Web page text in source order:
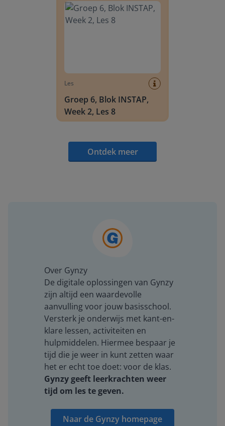
Les
Groep 6, Blok INSTAP,
Week 2, Les 8
Ontdek meer
Over Gynzy
De digitale oplossingen van Gynzy
zijn altijd een waardevolle
aanvulling voor jouw basisschool.
Versterk je onderwijs met kant-en-
klare lessen, activiteiten en
hulpmiddelen. Hiermee bespaar je
tijd die je weer in kunt zetten waar
het er echt toe doet: voor de klas.
Gynzy geeft leerkrachten weer
tijd om les te geven.
Naar de Gynzy homepage